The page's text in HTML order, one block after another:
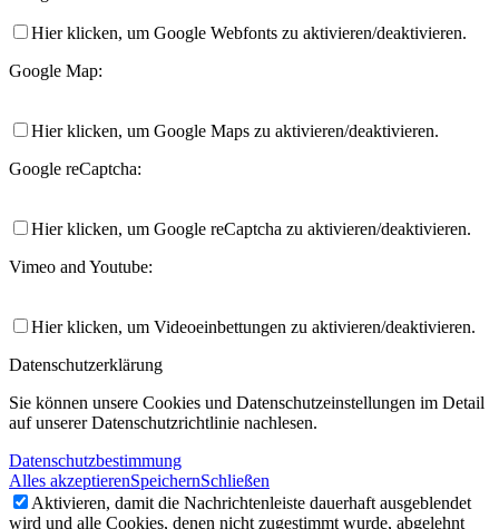
Hier klicken, um Google Webfonts zu aktivieren/deaktivieren.
Google Map:
Hier klicken, um Google Maps zu aktivieren/deaktivieren.
Google reCaptcha:
Hier klicken, um Google reCaptcha zu aktivieren/deaktivieren.
Vimeo and Youtube:
Hier klicken, um Videoeinbettungen zu aktivieren/deaktivieren.
Datenschutzerklärung
Sie können unsere Cookies und Datenschutzeinstellungen im Detail
auf unserer Datenschutzrichtlinie nachlesen.
Datenschutzbestimmung
Alles akzeptierenSpeichernSchließen
Aktivieren, damit die Nachrichtenleiste dauerhaft ausgeblendet
wird und alle Cookies, denen nicht zugestimmt wurde, abgelehnt